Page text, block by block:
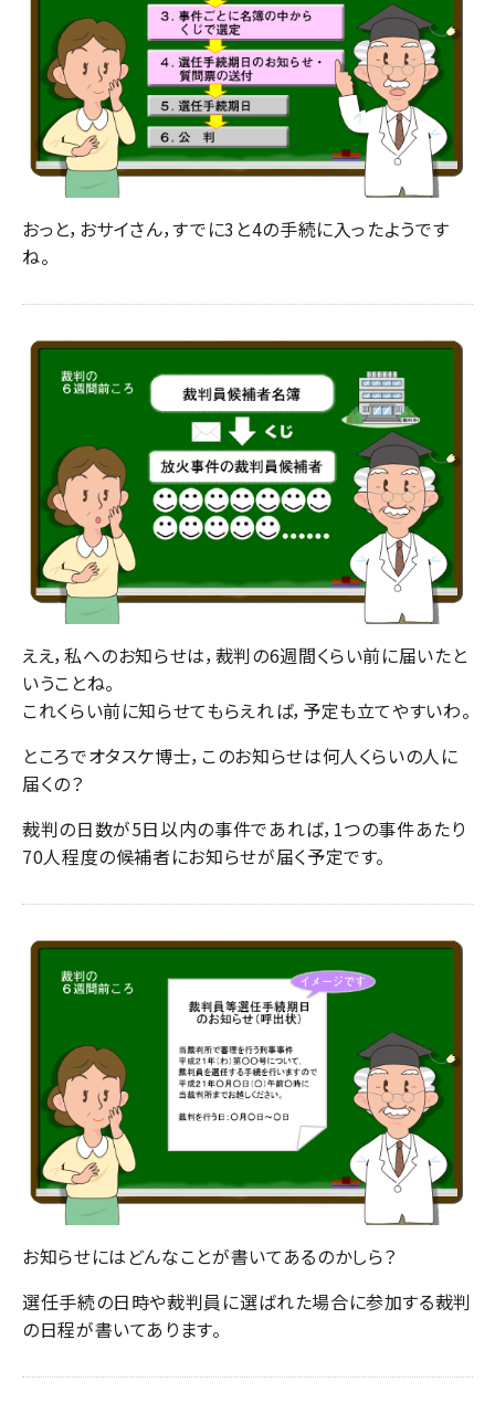
おっと，おサイさん，すでに3と4の手続に入ったようです
ね。
ええ，私へのお知らせは，裁判の6週間くらい前に届いたと
いうことね。
これくらい前に知らせてもらえれば，予定も立てやすいわ。
ところでオタスケ博士，このお知らせは何人くらいの人に
届くの？
裁判の日数が5日以内の事件であれば，1つの事件あたり
70人程度の候補者にお知らせが届く予定です。
お知らせにはどんなことが書いてあるのかしら？
選任手続の日時や裁判員に選ばれた場合に参加する裁判
の日程が書いてあります。